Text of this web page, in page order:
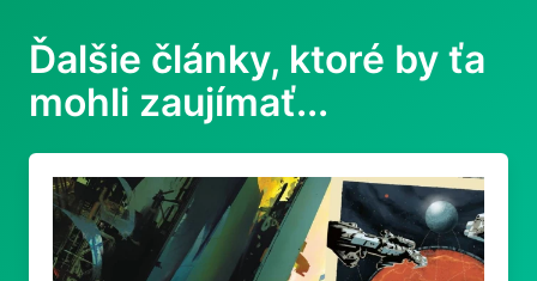
Ďalšie články, ktoré by ťa
mohli zaujímať...